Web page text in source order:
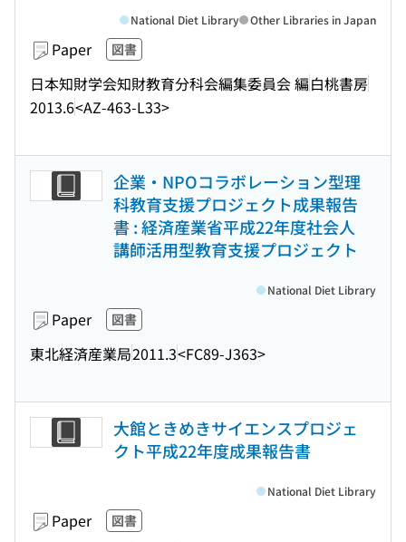
Paper 図書
日本知財学会知財教育分科会編集委員会 編白桃書房
2013.6<AZ-463-L33>
National Diet Library Other Libraries in Japan
企業・NPOコラボレーション型理
科教育支援プロジェクト成果報告
書 : 経済産業省平成22年度社会人
講師活用型教育支援プロジェクト
Paper 図書
東北経済産業局2011.3<FC89-J363>
National Diet Library
大館ときめきサイエンスプロジェ
クト平成22年度成果報告書
Paper 図書
National Diet Library